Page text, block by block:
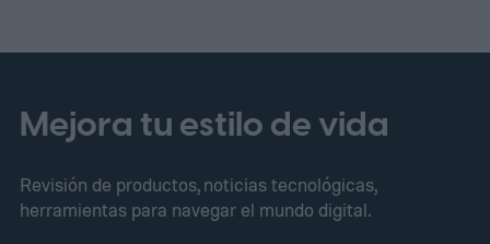
Mejora tu estilo de vida
Revisión de productos, noticias tecnológicas,
herramientas para navegar el mundo digital.